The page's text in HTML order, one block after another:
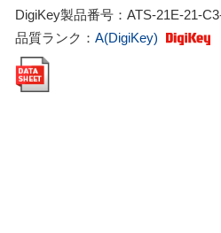
DigiKey製品番号： ATS-21E-21-
品質ランク： A(DigiKey)